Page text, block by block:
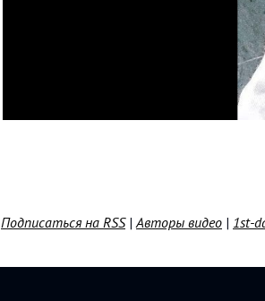
Подписаться на RSS|Авторы видео | 1st-